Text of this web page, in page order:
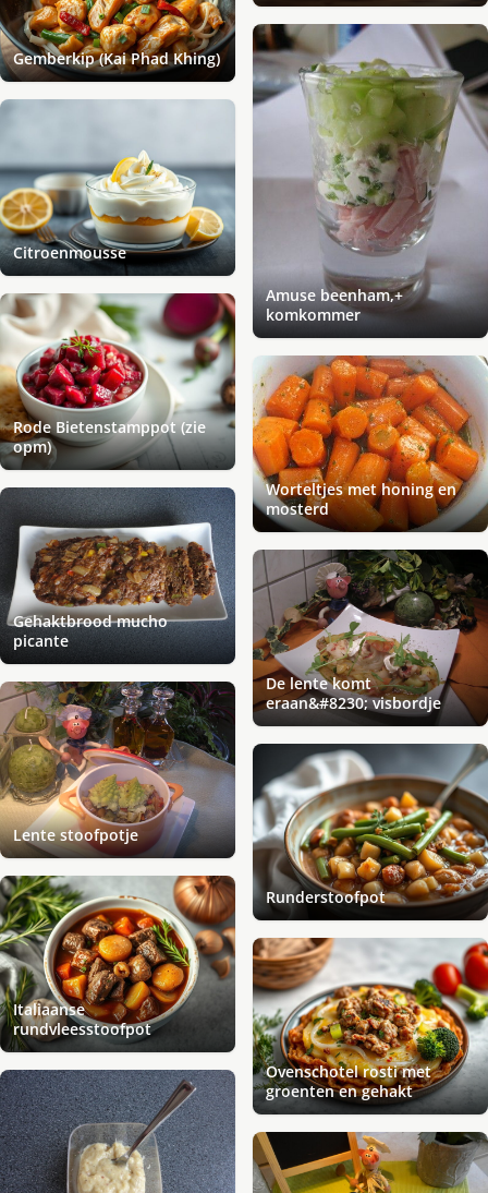
Gemberkip (Kai Phad Khing)
Amuse beenham,+
komkommer
Citroenmousse
Rode Bietenstamppot (zie
opm)
Worteltjes met honing en
mosterd
Gehaktbrood mucho
picante
De lente komt
eraan&#8230; visbordje
Lente stoofpotje
Runderstoofpot
Italiaanse
rundvleesstoofpot
Ovenschotel rosti met
groenten en gehakt